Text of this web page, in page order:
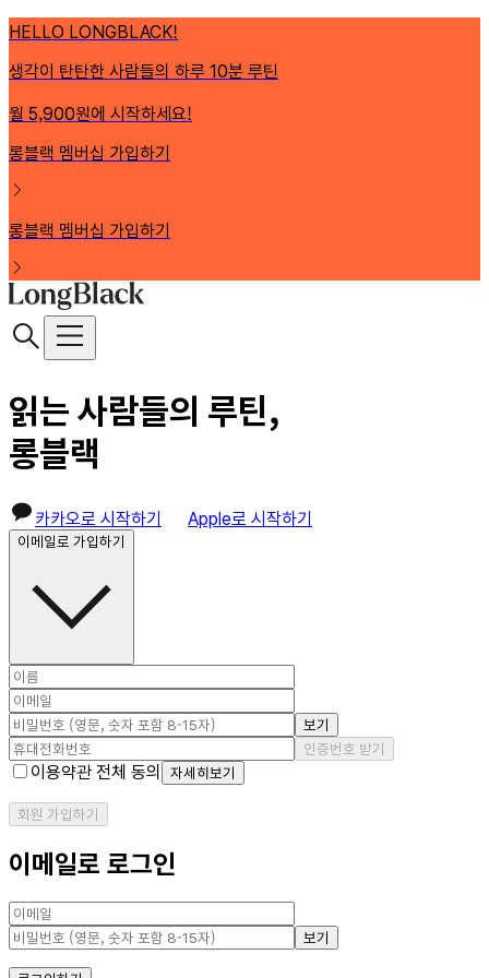
HELLO LONGBLACK!
생각이 탄탄한 사람들의 하루 10분 루틴
월 5,900원에 시작하세요!
롱블랙 멤버십 가입하기
롱블랙 멤버십 가입하기
읽는 사람들의 루틴,
롱블랙
카카오로 시작하기 Apple로 시작하기
이메일로 가입하기
보기
인증번호 받기
이용약관 전체 동의 자세히보기
회원 가입하기
이메일로 로그인
보기